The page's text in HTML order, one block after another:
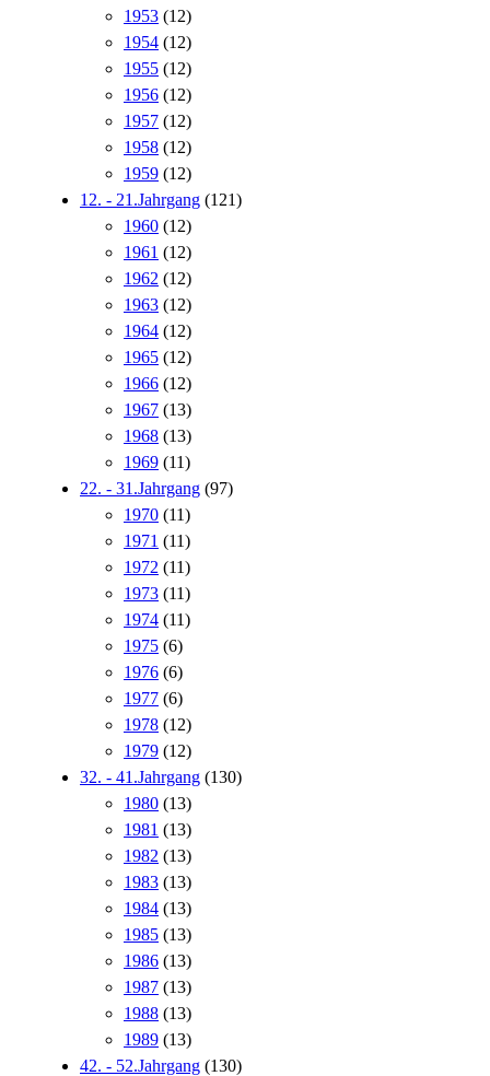
1953 (12)
1954 (12)
1955 (12)
1956 (12)
1957 (12)
1958 (12)
1959 (12)
12. - 21.Jahrgang (121)
1960 (12)
1961 (12)
1962 (12)
1963 (12)
1964 (12)
1965 (12)
1966 (12)
1967 (13)
1968 (13)
1969 (11)
22. - 31.Jahrgang (97)
1970 (11)
1971 (11)
1972 (11)
1973 (11)
1974 (11)
1975 (6)
1976 (6)
1977 (6)
1978 (12)
1979 (12)
32. - 41.Jahrgang (130)
1980 (13)
1981 (13)
1982 (13)
1983 (13)
1984 (13)
1985 (13)
1986 (13)
1987 (13)
1988 (13)
1989 (13)
42. - 52.Jahrgang (130)